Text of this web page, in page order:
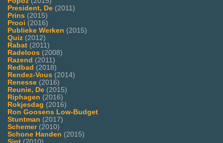
President, De (2011)
Prins (2015)
Prooi (2016)
Publieke Werken (2015)
Quiz (2012)
Rabat (2011)
Radeloos (2008)
Razend (2011)
Redbad (2018)
Rendez-Vous (2014)
Renesse (2016)
Reunie, De (2015)
Riphagen (2016)
Rokjesdag (2016)
Ron Goosens Low-Budget
Stuntman (2017)
Schemer(2010)
Schone Handen (2015)